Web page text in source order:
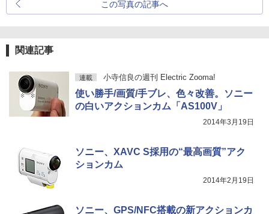
この写真の記事へ
関連記事
連載 小寺信良の週刊 Electric Zooma!
使い勝手/画質/手ブレ、色々改善。ソニー
の白いアクションカム「AS100V」
2014年3月19日
ソニー、XAVC S採用の“最高画質”アク
ションカム
2014年2月19日
ソニー、GPS/NFC搭載の新アクションカ